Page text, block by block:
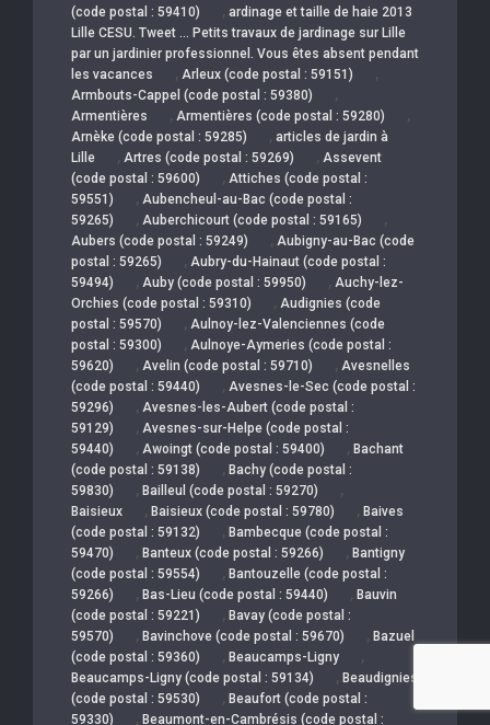
(code postal : 59410)
, ardinage et taille de haie 2013
Lille CESU. Tweet … Petits travaux de jardinage sur Lille
par un jardinier professionnel. Vous êtes absent pendant
les vacances
, Arleux (code postal : 59151) ,
Armbouts-Cappel (code postal : 59380) ,
Armentières , Armentières (code postal : 59280) ,
Arnèke (code postal : 59285) , articles de jardin à
Lille
, Artres (code postal : 59269) , Assevent
(code postal : 59600)
, Attiches (code postal :
59551)
, Aubencheul-au-Bac (code postal :
59265)
, Auberchicourt (code postal : 59165) ,
Aubers (code postal : 59249) , Aubigny-au-Bac (code
postal : 59265)
, Aubry-du-Hainaut (code postal :
59494)
, Auby (code postal : 59950) , Auchy-lez-
Orchies (code postal : 59310)
, Audignies (code
postal : 59570)
, Aulnoy-lez-Valenciennes (code
postal : 59300)
, Aulnoye-Aymeries (code postal :
59620)
, Avelin (code postal : 59710) , Avesnelles
(code postal : 59440)
, Avesnes-le-Sec (code postal :
59296)
, Avesnes-les-Aubert (code postal :
59129)
, Avesnes-sur-Helpe (code postal :
59440)
, Awoingt (code postal : 59400) , Bachant
(code postal : 59138)
, Bachy (code postal :
59830)
, Bailleul (code postal : 59270) ,
Baisieux , Baisieux (code postal : 59780) , Baives
(code postal : 59132)
, Bambecque (code postal :
59470)
, Banteux (code postal : 59266) , Bantigny
(code postal : 59554)
, Bantouzelle (code postal :
59266)
, Bas-Lieu (code postal : 59440) , Bauvin
(code postal : 59221)
, Bavay (code postal :
59570)
, Bavinchove (code postal : 59670) , Bazuel
(code postal : 59360)
, Beaucamps-Ligny ,
Beaucamps-Ligny (code postal : 59134) , Beaudignies
(code postal : 59530)
, Beaufort (code postal :
59330)
, Beaumont-en-Cambrésis (code postal :